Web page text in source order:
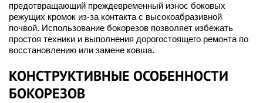
предотвращающий преждевременный износ боковых
режущих кромок из-за контакта с высокоабразивной
почвой. Использование бокорезов позволяет избежать
простоя техники и выполнения дорогостоящего ремонта по
восстановлению или замене ковша.
КОНСТРУКТИВНЫЕ ОСОБЕННОСТИ
БОКОРЕЗОВ